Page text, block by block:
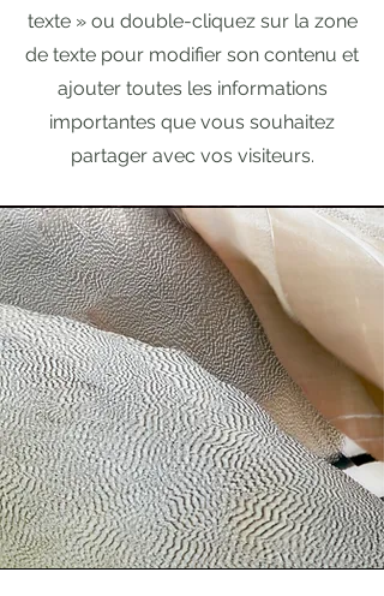
texte » ou double-cliquez sur la zone
de texte pour modifier son contenu et
ajouter toutes les informations
importantes que vous souhaitez
partager avec vos visiteurs.